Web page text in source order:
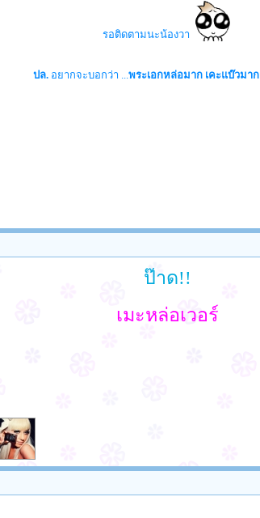
รอติดตามนะน้องวา
ปล.อยากจะบอกว่า ...พระเอกหล่อมาก เคะแบ๊วมาก
ป๊าด!!
เมะหล่อเวอร์